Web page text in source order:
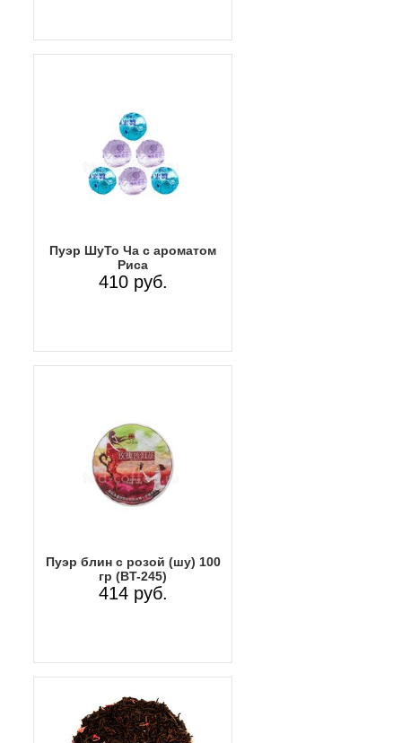
Пуэр ШуТо Ча с ароматом
Риса
410 руб.
Пуэр блин с розой (шу) 100
гр (BT-245)
414 руб.